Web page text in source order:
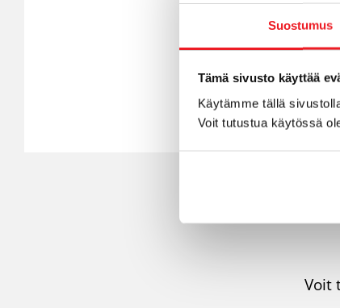
Suostumus
Tämä sivusto käyttää
Käytämme tällä
Voit tutustua käytössä
Voit